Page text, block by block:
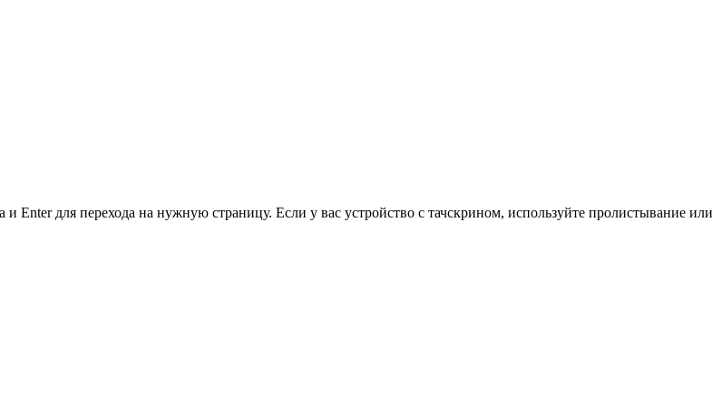
Enter для перехода на нужную страницу. Если у вас устройство с тачскрином, используйте пролистывание или